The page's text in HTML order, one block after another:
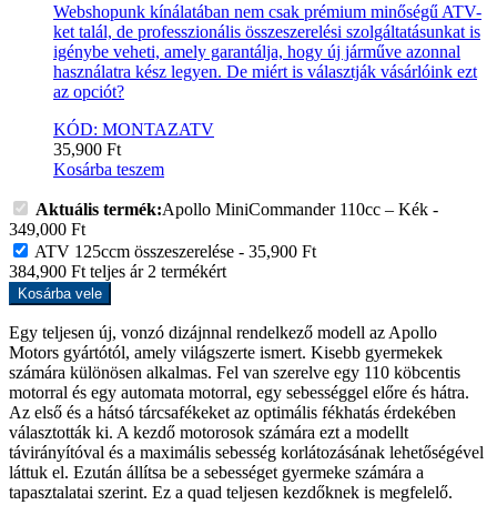
Webshopunk kínálatában nem csak prémium minőségű ATV-
ket talál, de professzionális összeszerelési szolgáltatásunkat is
igénybe veheti, amely garantálja, hogy új járműve azonnal
használatra kész legyen. De miért is választják vásárlóink ezt
az opciót?
KÓD: MONTAZATV
35,900 Ft
Kosárba teszem
Aktuális termék:Apollo MiniCommander 110cc – Kék -
349,000 Ft
ATV 125ccm összeszerelése - 35,900 Ft
384,900 Ft teljes ár 2 termékért
Kosárba vele
Egy teljesen új, vonzó dizájnnal rendelkező modell az Apollo
Motors gyártótól, amely világszerte ismert. Kisebb gyermekek
számára különösen alkalmas. Fel van szerelve egy 110 köbcentis
motorral és egy automata motorral, egy sebességgel előre és hátra.
Az első és a hátsó tárcsafékeket az optimális fékhatás érdekében
választották ki. A kezdő motorosok számára ezt a modellt
távirányítóval és a maximális sebesség korlátozásának lehetőségével
láttuk el. Ezután állítsa be a sebességet gyermeke számára a
tapasztalatai szerint. Ez a quad teljesen kezdőknek is megfelelő.